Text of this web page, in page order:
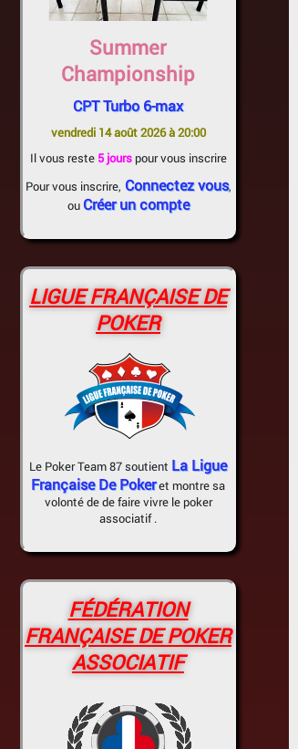
Summer
Championship
CPT Turbo 6-max
vendredi 14 août 2026 à 20:00
Il vous reste 5 jourspour vous inscrire
Pour vous inscrire, Connectez vous,
ou Créer un compte
LIGUE FRANÇAISE DE
POKER
Le Poker Team 87 soutient La Ligue
Française De Pokeret montre sa
volonté de de faire vivre le poker
associatif .
FÉDÉRATION
FRANÇAISE DE POKER
ASSOCIATIF